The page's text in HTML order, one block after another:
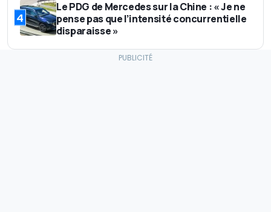
4
Le PDG de Mercedes sur la Chine : « Je ne
pense pas que l’intensité concurrentielle
disparaisse »